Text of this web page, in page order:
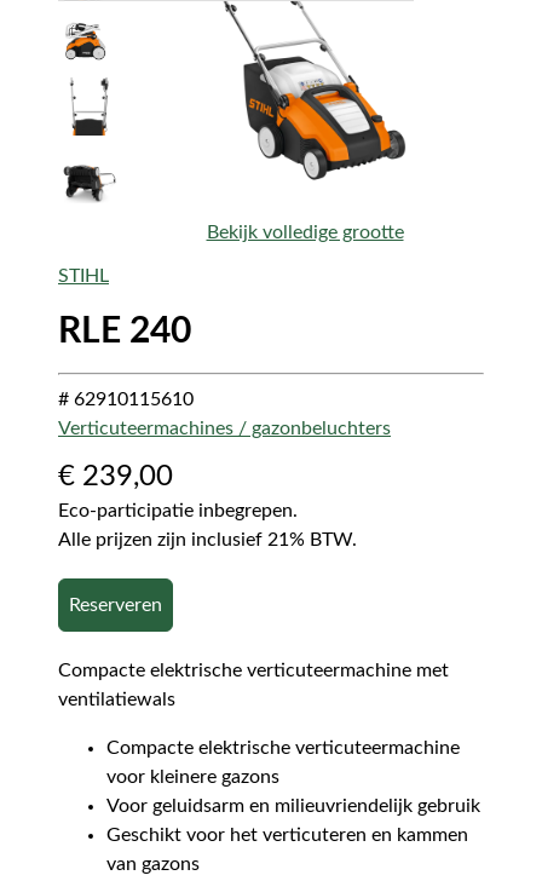
Bekijk volledige grootte
STIHL
RLE 240
# 62910115610
Verticuteermachines / gazonbeluchters
€ 239,00
Eco-participatie inbegrepen.
Alle prijzen zijn inclusief 21% BTW.
Reserveren
Compacte elektrische verticuteermachine met
ventilatiewals
Compacte elektrische verticuteermachine
voor kleinere gazons
Voor geluidsarm en milieuvriendelijk gebruik
Geschikt voor het verticuteren en kammen
van gazons